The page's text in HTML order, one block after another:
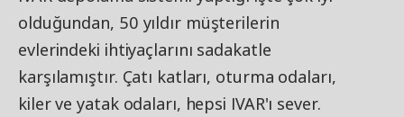
olduğundan, 50 yıldır müşterilerin
evlerindeki ihtiyaçlarını sadakatle
karşılamıştır. Çatı katları, oturma odaları,
kiler ve yatak odaları, hepsi IVAR'ı sever.